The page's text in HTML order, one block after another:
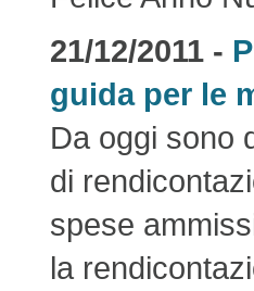
21/12/2011 -
guida per le
Da oggi sono
di
spese
la